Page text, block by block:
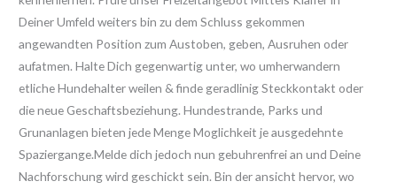
Deiner Umfeld weiters bin zu dem Schluss gekommen
angewandten Position zum Austoben, geben, Ausruhen oder
aufatmen. Halte Dich gegenwartig unter, wo umherwandern
etliche Hundehalter weilen & finde geradlinig Steckkontakt oder
die neue Geschaftsbeziehung. Hundestrande, Parks und
Grunanlagen bieten jede Menge Moglichkeit je ausgedehnte
Spaziergange.Melde dich jedoch nun gebuhrenfrei an und Deine
Nachforschung wird geschickt sein. Bin der ansicht hervor, wo